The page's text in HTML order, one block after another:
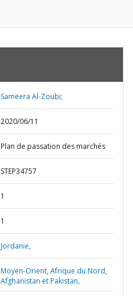
Sameera Al-Zoubi;
2020/06/11
Plan de passation des marchés
STEP34757
1
1
Jordanie,
Moyen-Orient, Afrique du Nord,
Afghanistan et Pakistan,